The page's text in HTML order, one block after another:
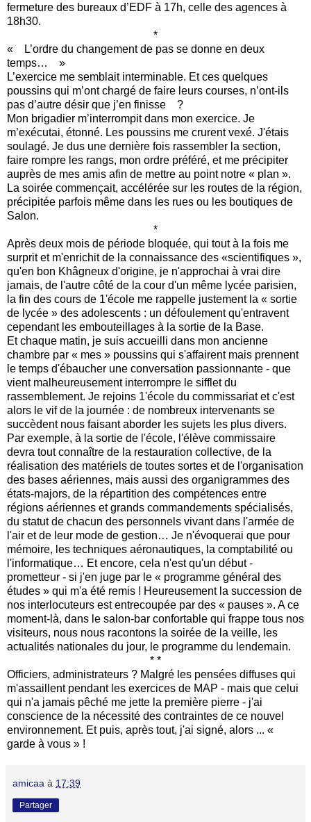
fermeture des bureaux d’EDF à 17h, celle des agences à
18h30.
*
« L’ordre du changement de pas se donne en deux
temps… »
L’exercice me semblait interminable. Et ces quelques
poussins qui m’ont chargé de faire leurs courses, n’ont-ils
pas d’autre désir que j’en finisse ?
Mon brigadier m’interrompit dans mon exercice. Je
m’exécutai, étonné. Les poussins me crurent vexé. J'étais
soulagé. Je dus une dernière fois rassembler la section,
faire rompre les rangs, mon ordre préféré, et me précipiter
auprès de mes amis afin de mettre au point notre « plan ».
La soirée commençait, accélérée sur les routes de la région,
précipitée parfois même dans les rues ou les boutiques de
Salon.
*
Après deux mois de période bloquée, qui tout à la fois me
surprit et m'enrichit de la connaissance des «scientifiques »,
qu'en bon Khâgneux d'origine, je n'approchai à vrai dire
jamais, de l'autre côté de la cour d'un même lycée parisien,
la fin des cours de 1'école me rappelle justement la « sortie
de lycée » des adolescents : un défoulement qu'entravent
cependant les embouteillages à la sortie de la Base.
Et chaque matin, je suis accueilli dans mon ancienne
chambre par « mes » poussins qui s'affairent mais prennent
le temps d'ébaucher une conversation passionnante - que
vient malheureusement interrompre le sifflet du
rassemblement. Je rejoins 1'école du commissariat et c'est
alors le vif de la journée : de nombreux intervenants se
succèdent nous faisant aborder les sujets les plus divers.
Par exemple, à la sortie de l'école, l'élève commissaire
devra tout connaître de la restauration collective, de la
réalisation des matériels de toutes sortes et de l'organisation
des bases aériennes, mais aussi des organigrammes des
états-majors, de la répartition des compétences entre
régions aériennes et grands commandements spécialisés,
du statut de chacun des personnels vivant dans l'armée de
l'air et de leur mode de gestion… Je n'évoquerai que pour
mémoire, les techniques aéronautiques, la comptabilité ou
l'informatique… Et encore, cela n'est qu'un début -
prometteur - si j'en juge par le « programme général des
études » qui m'a été remis ! Heureusement la succession de
nos interlocuteurs est entrecoupée par des « pauses ». A ce
moment-là, dans le salon-bar confortable qui frappe tous nos
visiteurs, nous nous racontons la soirée de la veille, les
actualités nationales du jour, le programme du lendemain.
* *
Officiers, administrateurs ? Malgré les pensées diffuses qui
m'assaillent pendant les exercices de MAP - mais que celui
qui n'a jamais pêché me jette la première pierre - j'ai
conscience de la nécessité des contraintes de ce nouvel
environnement. Et puis, après tout, j'ai signé, alors ... «
garde à vous » !
amicaa à 17:39
Partager